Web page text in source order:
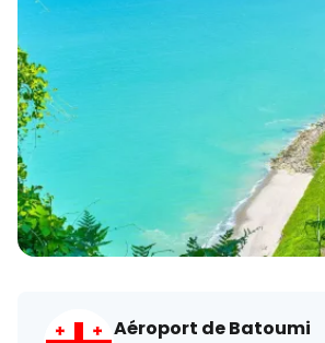
Aéroport de Batoumi